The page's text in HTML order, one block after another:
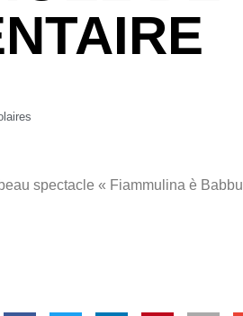
spectacle « Fiammulina è Babbu